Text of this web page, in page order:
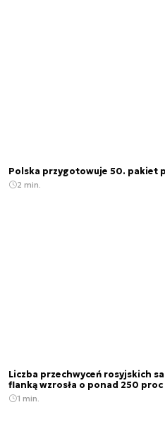
Polska przygotowuje 50. pakiet
2 min.
Liczba przechwyceń rosyjskich
flanką wzrosła o ponad 250 proc
1 min.